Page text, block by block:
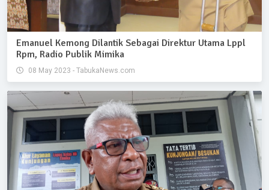
Emanuel Kemong Dilantik Sebagai Direktur Utama Lppl
Rpm, Radio Publik Mimika
08 May 2023 - TabukaNews.com